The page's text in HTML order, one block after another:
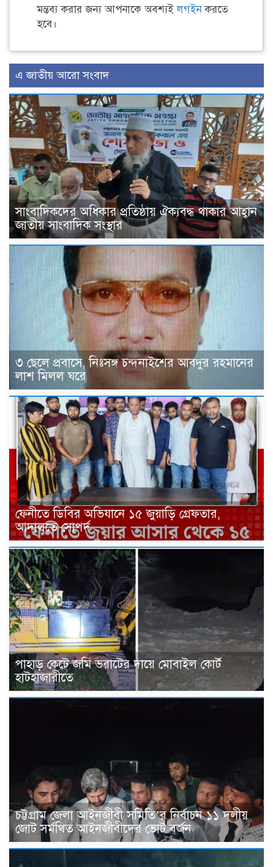
মন্তব্য করার জন্য আপনাকে অবশ্যইলগইনকরতে
হবে।
এ জাতীয় আরো সংবাদ
সাংবাদিকদের অধিকার প্রতিষ্ঠায় ঐক্যবদ্ধ থাকার আহ্বান
জাতীয় সাংবাদিক সংস্থার
৩ ছেলে প্রবাসে, নিঃসঙ্গ চন্দনাইশের আবদুর রহমানের
লাশ মিলল ঘরে
ফেনীতে ডিবির অভিযানে ১৫ জুয়াড়ি গ্রেফতার,
আদালতে সোপর্দ
পাহাড় কেটে জমি ভরাটের দায়ে মোবাইল কোর্ট
হাটহাজারীতে
চট্টগ্রাম জেলা আইনজীবী সমিতি’র নির্বাচন ১১ দলীয়
জোট সর্মথিত আইনজীবীদের ভোট বর্জন